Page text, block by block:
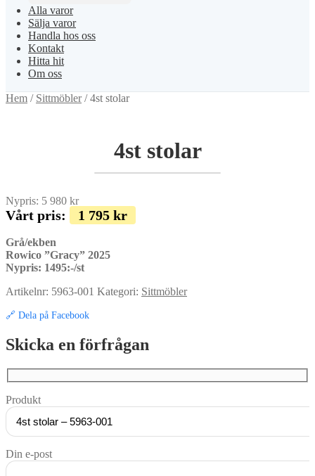
Alla varor
Sälja varor
Handla hos oss
Kontakt
Hitta hit
Om oss
Hem / Sittmöbler/4st stolar
4st stolar
Nypris: 5 980 kr
Vårt pris: 1 795 kr
Grå/ekben
Rowico ”Gracy” 2025
Nypris: 1495:-/st
Artikelnr: 5963-001 Kategori: Sittmöbler
🔗 Dela på Facebook
Skicka en förfrågan
Produkt
Din e-post